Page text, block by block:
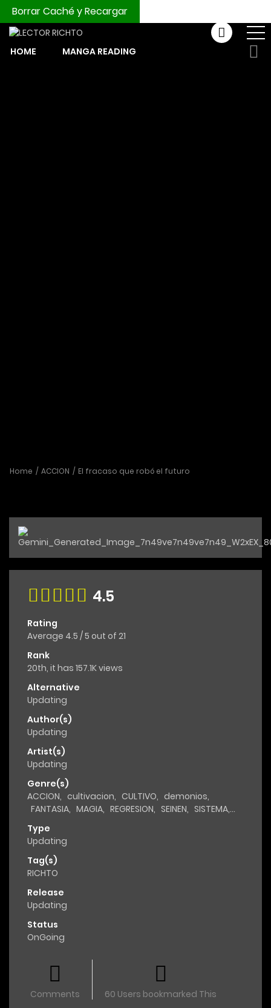
Borrar Caché y Recargar
HOME
MANGA READING
Home ACCION El fracaso que robó el futuro
4.5
Rating
Average 4.5 /5 out of 21
Rank
20th, it has 157.1K views
Alternative
Updating
Author(s)
Updating
Artist(s)
Updating
Genre(s)
ACCION, cultivacion, CULTIVO, demonios,
FANTASIA, MAGIA, REGRESION, SEINEN, SISTEMA,
TRAGEDIA
Type
Updating
Tag(s)
RICHTO
Release
Updating
Status
OnGoing
Comments
60 Users bookmarked This